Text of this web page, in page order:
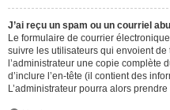
J’ai reçu un spam ou un courriel
Le formulaire de courrier
suivre les utilisateurs qui envoient de
l’administrateur une copie complète
d’inclure l’en-tête (il contient des
L’administrateur pourra alors